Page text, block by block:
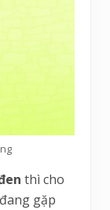
thì cho
gặp